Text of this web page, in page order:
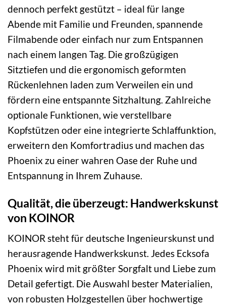
dennoch perfekt gestützt – ideal für lange
Abende mit Familie und Freunden, spannende
Filmabende oder einfach nur zum Entspannen
nach einem langen Tag. Die großzügigen
Sitztiefen und die ergonomisch geformten
Rückenlehnen laden zum Verweilen ein und
fördern eine entspannte Sitzhaltung. Zahlreiche
optionale Funktionen, wie verstellbare
Kopfstützen oder eine integrierte Schlaffunktion,
erweitern den Komfortradius und machen das
Phoenix zu einer wahren Oase der Ruhe und
Entspannung in Ihrem Zuhause.
Qualität, die überzeugt: Handwerkskunst
von KOINOR
KOINOR steht für deutsche Ingenieurskunst und
herausragende Handwerkskunst. Jedes Ecksofa
Phoenix wird mit größter Sorgfalt und Liebe zum
Detail gefertigt. Die Auswahl bester Materialien,
von robusten Holzgestellen über hochwertige